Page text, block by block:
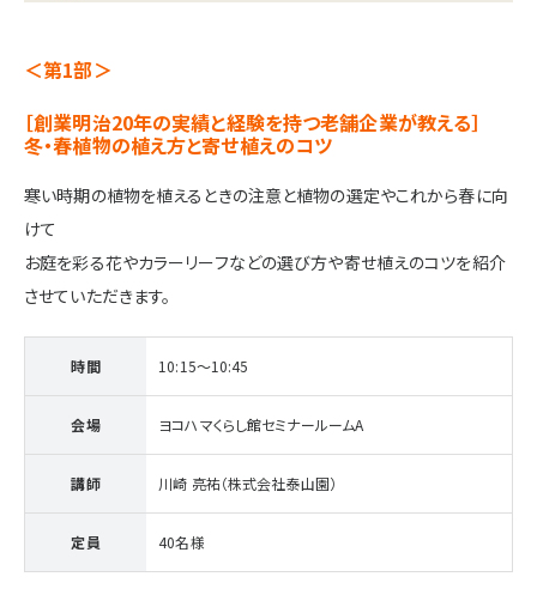
＜第1部＞
［創業明治20年の実績と経験を持つ老舗企業が教える］
冬・春植物の植え方と寄せ植えのコツ
寒い時期の植物を植えるときの注意と植物の選定やこれから春に向
けて
お庭を彩る花やカラーリーフなどの選び方や寄せ植えのコツを紹介
させていただきます。
時間 10:15～10:45
会場 ヨコハマくらし館セミナールームA
講師 川崎 亮祐（株式会社泰山園）
定員 40名様
アクセス
住まいと暮らしのコラム
住宅展示場出展に関するご案内
House Maker
55